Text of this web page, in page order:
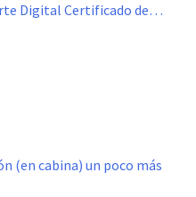
Digital Certificado de…
(en cabina) un poco más